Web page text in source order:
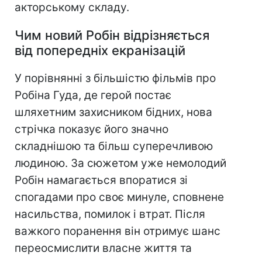
акторському складу.
Чим новий Робін відрізняється
від попередніх екранізацій
У порівнянні з більшістю фільмів про
Робіна Гуда, де герой постає
шляхетним захисником бідних, нова
стрічка показує його значно
складнішою та більш суперечливою
людиною. За сюжетом уже немолодий
Робін намагається впоратися зі
спогадами про своє минуле, сповнене
насильства, помилок і втрат. Після
важкого поранення він отримує шанс
переосмислити власне життя та